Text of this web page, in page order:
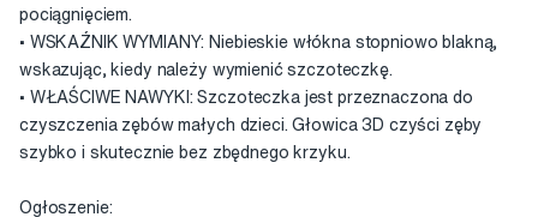
pociągnięciem.
• WSKAŹNIK WYMIANY: Niebieskie włókna stopniowo blakną,
wskazując, kiedy należy wymienić szczoteczkę.
• WŁAŚCIWE NAWYKI: Szczoteczka jest przeznaczona do
czyszczenia zębów małych dzieci. Głowica 3D czyści zęby
szybko i skutecznie bez zbędnego krzyku.
Ogłoszenie: